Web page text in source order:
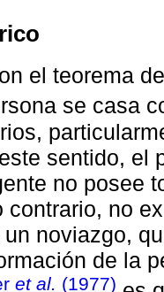
el teorema
se casa
sentido, el
no posee
contrario, no
noviazgo,
de la
et al. (1977)